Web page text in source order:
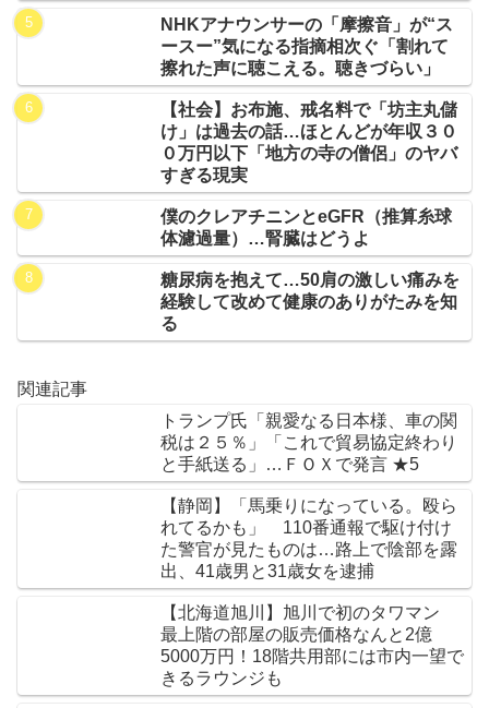
NHKアナウンサーの「摩擦音」が“ス
ースー”気になる指摘相次ぐ「割れて
擦れた声に聴こえる。聴きづらい」
【社会】お布施、戒名料で「坊主丸儲
け」は過去の話…ほとんどが年収３０
０万円以下「地方の寺の僧侶」のヤバ
すぎる現実
僕のクレアチニンとeGFR（推算糸球
体濾過量）…腎臓はどうよ
糖尿病を抱えて…50肩の激しい痛みを
経験して改めて健康のありがたみを知
る
関連記事
トランプ氏「親愛なる日本様、車の関
税は２５％」「これで貿易協定終わり
と手紙送る」…ＦＯＸで発言 ★5
【静岡】「馬乗りになっている。殴ら
れてるかも」 110番通報で駆け付け
た警官が見たものは…路上で陰部を露
出、41歳男と31歳女を逮捕
【北海道旭川】旭川で初のタワマン
最上階の部屋の販売価格なんと2億
5000万円！18階共用部には市内一望で
きるラウンジも